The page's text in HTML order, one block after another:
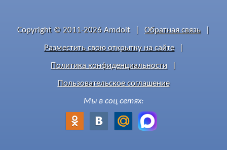
Copyright © 2011-2026 Amdoit Обратная связь
Разместить свою открытку на сайте
Политика конфиденциальности
Пользовательское соглашение
Мы в соц сетях: